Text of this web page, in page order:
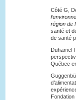
Côté G,
région de
santé et
de santé
Duhamel
Québec